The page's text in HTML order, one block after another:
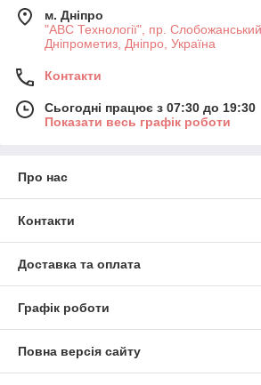
м. Дніпро
"АВС Технології", пр.
Дніпрометиз, Дніпро, Україна
Контакти
Сьогодні працює з 07:30 до 19:30
Показати весь графік роботи
Про нас
Контакти
Доставка та оплата
Графік роботи
Повна версія сайту